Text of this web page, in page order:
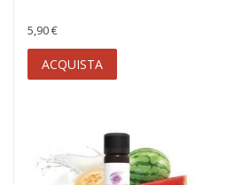
5,90 €
ACQUISTA